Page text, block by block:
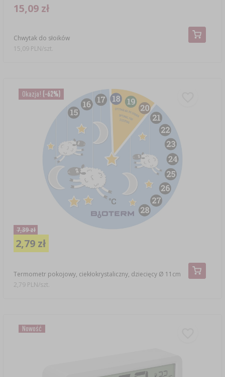
Chwytak do słoików
15,09 zł
15,09 PLN/szt.
Okazja! (-62%)
Termometr pokojowy, ciekłokrystaliczny, dziecięcy Ø 11cm
7,39 zł
2,79 zł
2,79 PLN/szt.
Nowość